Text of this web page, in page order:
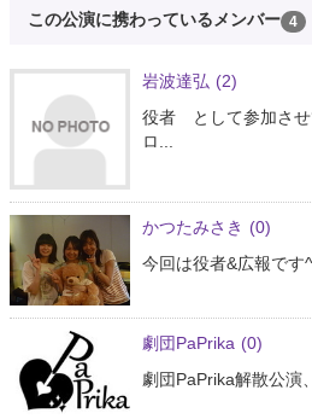
この公演に携わっているメンバー 4
岩波達弘 (2)
役者 として参加させ
ロ...
かつたみさき (0)
今回は役者&広報です
劇団PaPrika (0)
劇団PaPrika解散公演